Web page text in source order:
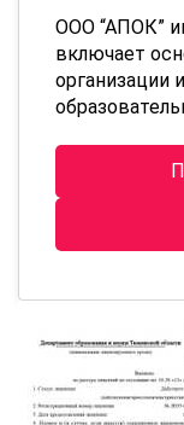
ООО “АПОК”
включает
организации